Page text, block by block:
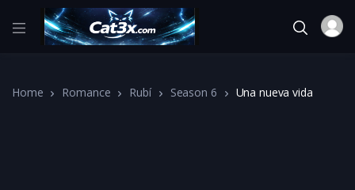
Home Romance Rubí Season 6 Una nueva vida